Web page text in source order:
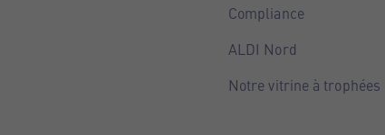
Compliance
ALDI Nord
Notre vitrine à trophées